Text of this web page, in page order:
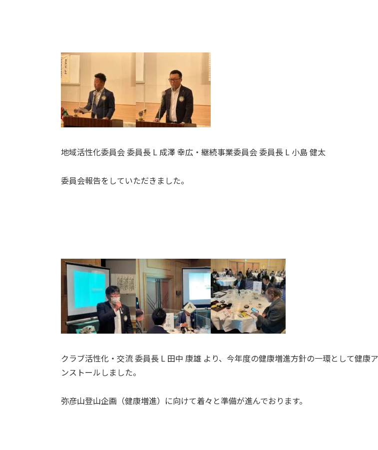
地域活性化委員会 委員長 L 成澤 幸広・継続事業委員会 委員長 L 小島 健太
委員会報告をしていただきました。
クラブ活性化・交流 委員長 L 田中 康雄 より、今年度の健康増進方針の一環として健
ンストールしました。
弥彦山登山企画（健康増進）に向けて着々と準備が進んでおります。